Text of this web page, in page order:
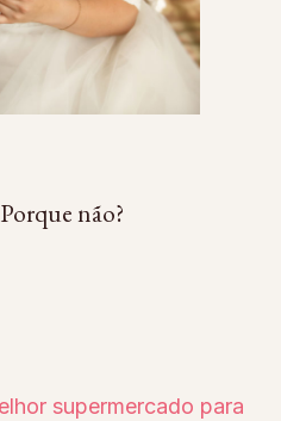
não?
supermercado para